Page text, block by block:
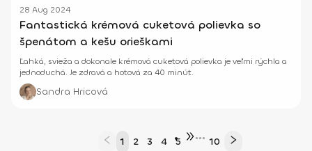
28 Aug 2024
Fantastická krémová cuketová polievka so
špenátom a kešu orieškami
Ľahká, svieža a dokonale krémová cuketová polievka je veľmi rýchla a
jednoduchá. Je zdravá a hotová za 40 minút.
Sandra Hricová
1 2 3 4 5 ••• 10